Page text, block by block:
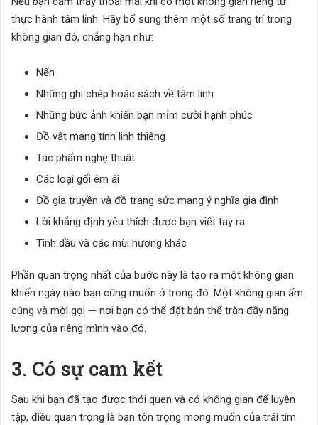
thực hành tâm linh. Hãy bổ sung thêm một số trang trí trong
không gian đó, chẳng hạn như:
Nến
Những ghi chép hoặc sách về tâm linh
Những bức ảnh khiến bạn mỉm cười hạnh phúc
Đồ vật mang tính linh thiêng
Tác phẩm nghệ thuật
Các loại gối êm ái
Đồ gia truyền và đồ trang sức mang ý nghĩa gia đình
Lời khẳng định yêu thích được bạn viết tay ra
Tinh dầu và các mùi hương khác
Phần quan trọng nhất của bước này là tạo ra một không gian
khiến ngày nào bạn cũng muốn ở trong đó. Một không gian ấm
cúng và mời gọi — nơi bạn có thể đặt bản thể tràn đầy năng
lượng của riêng mình vào đó.
3. Có sự cam kết
Sau khi bạn đã tạo được thói quen và có không gian để luyện
tập, điều quan trọng là bạn tôn trọng mong muốn của trái tim